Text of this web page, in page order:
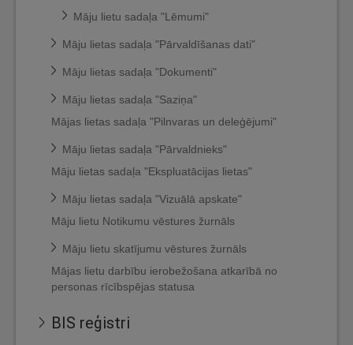
Māju lietu sadaļa "Lēmumi"
Māju lietas sadaļa "Pārvaldīšanas dati"
Māju lietas sadaļa "Dokumenti"
Māju lietas sadaļa "Saziņa"
Mājas lietas sadaļa "Pilnvaras un deleģējumi"
Māju lietas sadaļa "Pārvaldnieks"
Māju lietas sadaļa "Ekspluatācijas lietas"
Māju lietas sadaļa "Vizuālā apskate"
Māju lietu Notikumu vēstures žurnāls
Māju lietu skatījumu vēstures žurnāls
Mājas lietu darbību ierobežošana atkarībā no
personas rīcībspējas statusa
BIS reģistri